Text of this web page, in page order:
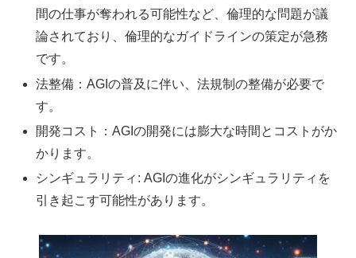
間の仕事が奪われる可能性など、倫理的な問題が議
論されており、倫理的なガイドラインの策定が急務
です。
法整備：AGIの普及に伴い、法規制の整備が必要で
す。
開発コスト：AGIの開発には膨大な時間とコストがか
かります。
シンギュラリティ: AGIの進化がシンギュラリティを
引き起こす可能性があります。